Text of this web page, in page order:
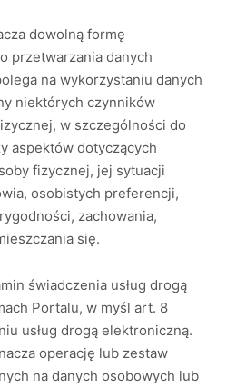
dowolną formę
przetwarzania danych
na wykorzystaniu danych
niektórych czynników
w szczególności do
aspektów dotyczących
fizycznej, jej sytuacji
osobistych preferencji,
zachowania,
się.
świadczenia usług drogą
Portalu, w myśl art. 8
usług drogą elektroniczną.
operację lub zestaw
na danych osobowych lub